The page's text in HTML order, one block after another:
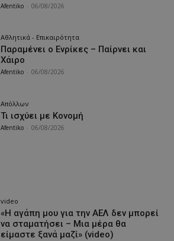
Afentiko 06/08/2026
Αθλητικά - Επικαιρότητα
Παραμένει ο Ενρίκες – Παίρνει και
Χάιρο
Afentiko 06/08/2026
Απόλλων
Τι ισχύει με Κονομή
Afentiko 06/08/2026
video
«Η αγάπη μου για την ΑΕΛ δεν μπορεί
να σταματήσει – Μια μέρα θα
είμαστε ξανά μαζί» (video)